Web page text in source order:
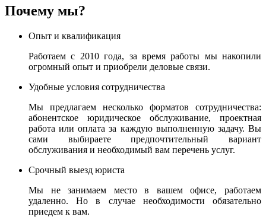
Почему мы?
Опыт и квалификация
Работаем с 2010 года, за время работы мы накопили
огромный опыт и приобрели деловые связи.
Удобные условия сотрудничества
Мы предлагаем несколько форматов сотрудничества:
абонентское юридическое обслуживание, проектная
работа или оплата за каждую выполненную задачу. Вы
сами выбираете предпочтительный вариант
обслуживания и необходимый вам перечень услуг.
Срочный выезд юриста
Мы не занимаем место в вашем офисе, работаем
удаленно. Но в случае необходимости обязательно
приедем к вам.